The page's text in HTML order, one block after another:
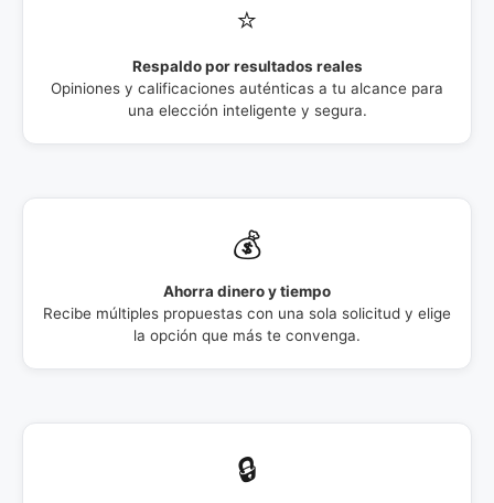
⭐
Respaldo por resultados reales
Opiniones y calificaciones auténticas a tu alcance para
una elección inteligente y segura.
💰
Ahorra dinero y tiempo
Recibe múltiples propuestas con una sola solicitud y elige
la opción que más te convenga.
🔒